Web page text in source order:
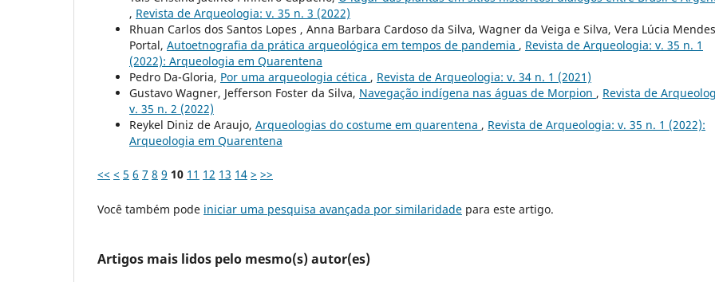
, Revista de Arqueologia: v. 35 n. 3 (2022)
Rhuan Carlos dos Santos Lopes , Anna Barbara Cardoso da Silva, Wagner da Veiga e Silva, Vera Lúcia Mendes
Portal, Autoetnografia da prática arqueológica em tempos de pandemia , Revista de Arqueologia: v. 35 n. 1
(2022): Arqueologia em Quarentena
Pedro Da-Gloria, Por uma arqueologia cética , Revista de Arqueologia: v. 34 n. 1 (2021)
Gustavo Wagner, Jefferson Foster da Silva, Navegação indígena nas águas de Morpion , Revista de
v. 35 n. 2 (2022)
Reykel Diniz de Araujo, Arqueologias do costume em quarentena , Revista de Arqueologia: v. 35 n. 1 (2022):
Arqueologia em Quarentena
<< < 5 6 7 8 9 10 11 12 13 14 > >>
Você também pode iniciar uma pesquisa avançada por similaridade para este artigo.
Artigos mais lidos pelo mesmo(s) autor(es)